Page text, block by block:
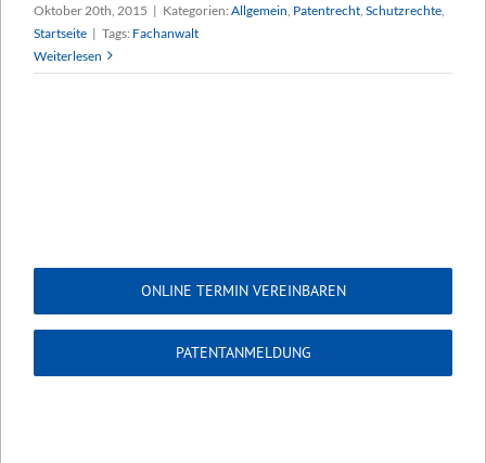
Oktober 20th, 2015 | Kategorien: Allgemein Patentrecht Schutzrechte
Startseite | Tags: Fachanwalt
Weiterlesen
ONLINE TERMIN VEREINBAREN
PATENTANMELDUNG